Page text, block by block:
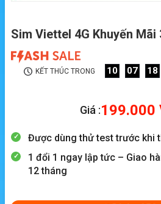
Sim Viettel 4G Khuyến Mãi
KẾT THÚC TRONG 10 07 17
Giá :199.000
Được dùng thử test trước khi
1 đổi 1 ngay lập tức – Giao
12 tháng